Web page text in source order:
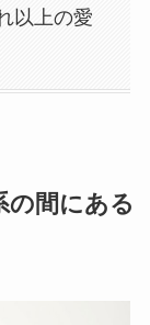
以上の愛
の間にある